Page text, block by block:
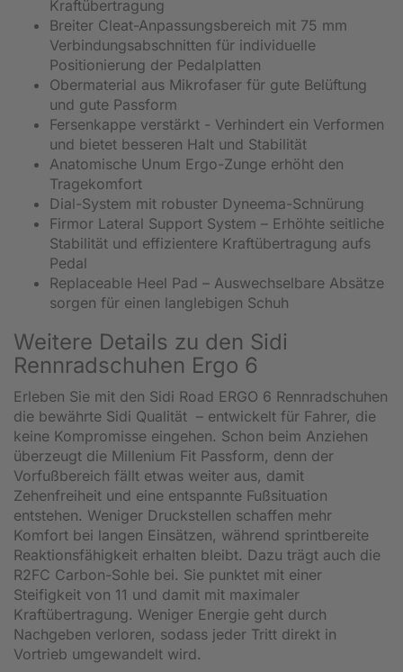
Kraftübertragung
Breiter Cleat-Anpassungsbereich mit 75 mm
Verbindungsabschnitten für individuelle
Positionierung der Pedalplatten
Obermaterial aus Mikrofaser für gute Belüftung
und gute Passform
Fersenkappe verstärkt - Verhindert ein Verformen
und bietet besseren Halt und Stabilität
Anatomische Unum Ergo-Zunge erhöht den
Tragekomfort
Dial-System mit robuster Dyneema-Schnürung
Firmor Lateral Support System – Erhöhte seitliche
Stabilität und effizientere Kraftübertragung aufs
Pedal
Replaceable Heel Pad – Auswechselbare Absätze
sorgen für einen langlebigen Schuh
Weitere Details zu den Sidi
Rennradschuhen Ergo 6
Erleben Sie mit den Sidi Road ERGO 6 Rennradschuhen
die bewährte Sidi Qualität – entwickelt für Fahrer, die
keine Kompromisse eingehen. Schon beim Anziehen
überzeugt die Millenium Fit Passform, denn der
Vorfußbereich fällt etwas weiter aus, damit
Zehenfreiheit und eine entspannte Fußsituation
entstehen. Weniger Druckstellen schaffen mehr
Komfort bei langen Einsätzen, während sprintbereite
Reaktionsfähigkeit erhalten bleibt. Dazu trägt auch die
R2FC Carbon-Sohle bei. Sie punktet mit einer
Steifigkeit von 11 und damit mit maximaler
Kraftübertragung. Weniger Energie geht durch
Nachgeben verloren, sodass jeder Tritt direkt in
Vortrieb umgewandelt wird.